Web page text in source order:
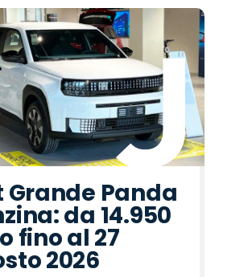
Grande Panda
da 14.950
fino al 27
2026